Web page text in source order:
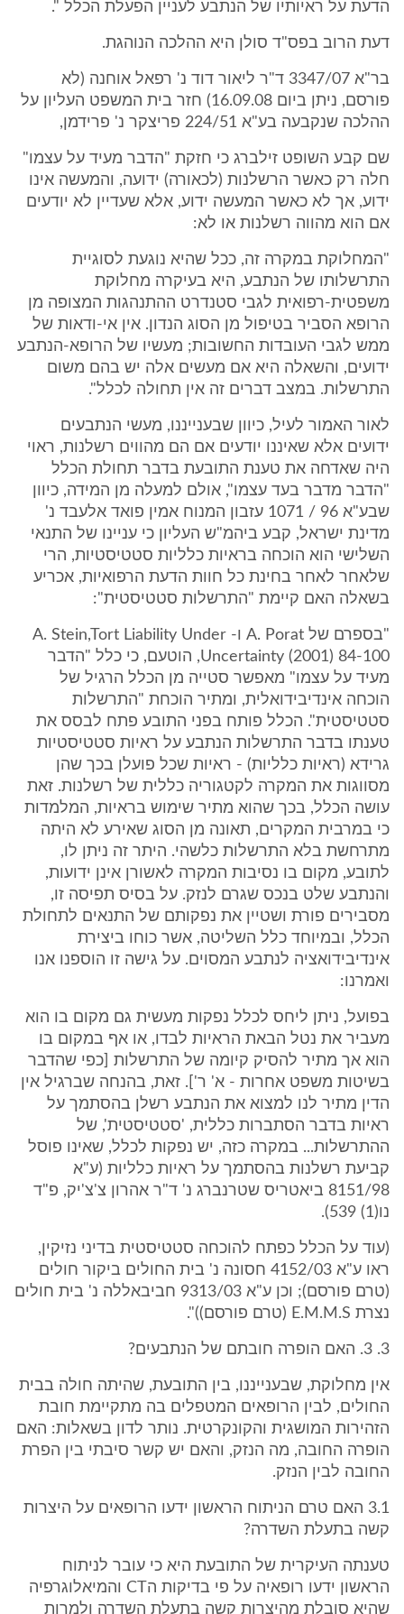
הדעת על ראיותיו של הנתבע לעניין הפעלת הכלל ".
דעת הרוב בפס"ד סולן היא ההלכה הנוהגת.
בר"א 3347/07 ד"ר ליאור דוד נ' רפאל אוחנה (לא
פורסם, ניתן ביום 16.09.08) חזר בית המשפט העליון על
ההלכה שנקבעה בע"א 224/51 פריצקר נ' פרידמן,
שם קבע השופט זילברג כי חזקת "הדבר מעיד על עצמו"
חלה רק כאשר הרשלנות (לכאורה) ידועה, והמעשה אינו
ידוע, אך לא כאשר המעשה ידוע, אלא שעדיין לא יודעים
אם הוא מהווה רשלנות או לא:
"המחלוקת במקרה זה, ככל שהיא נוגעת לסוגיית
התרשלותו של הנתבע, היא בעיקרה מחלוקת
משפטית-רפואית לגבי סטנדרט ההתנהגות המצופה מן
הרופא הסביר בטיפול מן הסוג הנדון. אין אי-ודאות של
ממש לגבי העובדות החשובות; מעשיו של הרופא-הנתבע
ידועים, והשאלה היא אם מעשים אלה יש בהם משום
התרשלות. במצב דברים זה אין תחולה לכלל".
לאור האמור לעיל, כיוון שבענייננו, מעשי הנתבעים
ידועים אלא שאיננו יודעים אם הם מהווים רשלנות, ראוי
היה שאדחה את טענת התובעת בדבר תחולת הכלל
"הדבר מדבר בעד עצמו", אולם למעלה מן המידה, כיוון
שבע"א 96 / 1071 עזבון המנוח אמין פואד אלעבד נ'
מדינת ישראל, קבע ביהמ"ש העליון כי עניינו של התנאי
השלישי הוא הוכחה בראיות כלליות סטטיסטיות, הרי
שלאחר לאחר בחינת כל חוות הדעת הרפואיות, אכריע
בשאלה האם קיימת "התרשלות סטטיסטית":
"בספרם של A. Porat ו- A. Stein,Tort Liability Under
Uncertainty (2001) 84-100, הוטעם, כי כלל "הדבר
מעיד על עצמו" מאפשר סטייה מן הכלל הרגיל של
הוכחה אינדיבידואלית, ומתיר הוכחת "התרשלות
סטטיסטית". הכלל פותח בפני התובע פתח לבסס את
טענתו בדבר התרשלות הנתבע על ראיות סטטיסטיות
גרידא (ראיות כלליות) - ראיות שכל פועלן בכך שהן
מסווגות את המקרה לקטגוריה כללית של רשלנות. זאת
עושה הכלל, בכך שהוא מתיר שימוש בראיות, המלמדות
כי במרבית המקרים, תאונה מן הסוג שאירע לא היתה
מתרחשת בלא התרשלות כלשהי. היתר זה ניתן לו,
לתובע, מקום בו נסיבות המקרה לאשורן אינן ידועות,
והנתבע שלט בנכס שגרם לנזק. על בסיס תפיסה זו,
מסבירים פורת ושטיין את נפקותם של התנאים לתחולת
הכלל, ובמיוחד כלל השליטה, אשר כוחו ביצירת
אינדיבידואציה לנתבע המסוים. על גישה זו הוספנו אנו
ואמרנו:
בפועל, ניתן ליחס לכלל נפקות מעשית גם מקום בו הוא
מעביר את נטל הבאת הראיות לבדו, או אף במקום בו
הוא אך מתיר להסיק קיומה של התרשלות [כפי שהדבר
בשיטות משפט אחרות - א' ר']. זאת, בהנחה שברגיל אין
הדין מתיר לנו למצוא את הנתבע רשלן בהסתמך על
ראיות בדבר הסתברות כללית, 'סטטיסטית', של
ההתרשלות... במקרה כזה, יש נפקות לכלל, שאינו פוסל
קביעת רשלנות בהסתמך על ראיות כלליות (ע"א
8151/98 ביאטריס שטרנברג נ' ד"ר אהרון צ'צ'יק, פ"ד
נו(1) 539).
(עוד על הכלל כפתח להוכחה סטטיסטית בדיני נזיקין,
ראו ע"א 4152/03 חסונה נ' בית החולים ביקור חולים
(טרם פורסם); וכן ע"א 9313/03 חביבאללה נ' בית חולים
נצרת E.M.M.S (טרם פורסם))".
3. 3. האם הופרה חובתם של הנתבעים?
אין מחלוקת, שבענייננו, בין התובעת, שהיתה חולה בבית
החולים, לבין הרופאים המטפלים בה מתקיימת חובת
הזהירות המושגית והקונקרטית. נותר לדון בשאלות: האם
הופרה החובה, מה הנזק, והאם יש קשר סיבתי בין הפרת
החובה לבין הנזק.
3.1 האם טרם הניתוח הראשון ידעו הרופאים על היצרות
קשה בתעלת השדרה?
טענתה העיקרית של התובעת היא כי עובר לניתוח
הראשון ידעו רופאיה על פי בדיקות הCT והמיאלוגרפיה
שהיא סובלת מהיצרות קשה בתעלת השדרה ולמרות